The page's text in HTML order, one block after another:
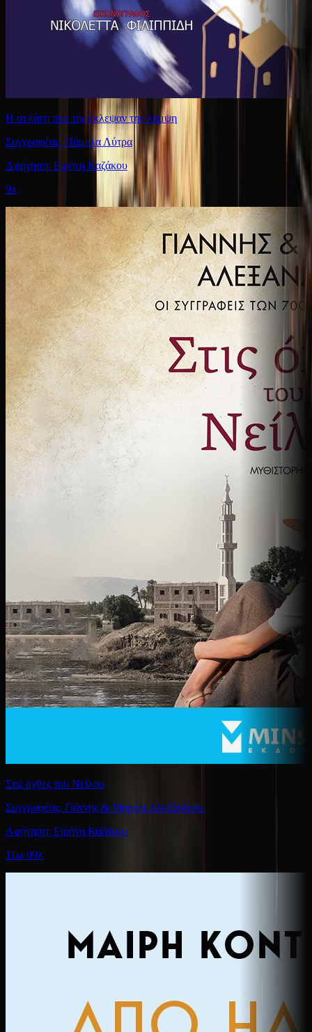
Η σελήνη που της έκλεψαν την λάμψη
Συγγραφέας: Πάμελα Λύτρα
Αφήγηση: Ειρήνη Καζάκου
9λ
Στις όχθες του Νείλου
Συγγραφέας: Γιάννης & Μαρίνα Αλεξάνδρου
Αφήγηση: Ειρήνη Καζάκου
11ω 09λ